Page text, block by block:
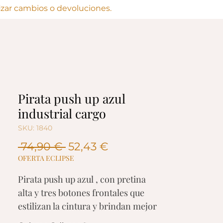
cambios o devoluciones.
Pirata push up azul
industrial cargo
SKU: 1840
74,90 € Precio
52,43 €
oferta
OFERTA ECLIPSE
Pirata push up azul , con pretina
alta y tres botones frontales que
estilizan la cintura y brindan mejor
ajuste. Cuenta con bolsillos cargo